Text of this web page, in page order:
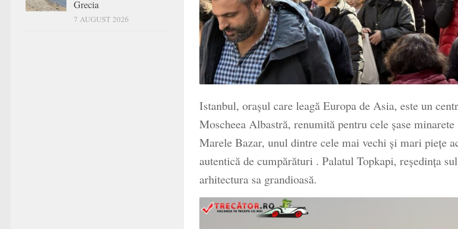
Istanbul, orașul care leagă Europa de Asia, este un
Moscheea Albastră, renumită pentru cele șase
Marele Bazar, unul dintre cele mai vechi și mari piețe
autentică de cumpărături . Palatul Topkapi, reședința
arhitectura sa grandioasă.
Grecia
7 AUGUST 2026